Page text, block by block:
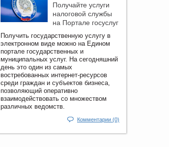
Получайте услуги
налоговой службы
на Портале госyслуг
Получить государственную услугу в
электронном виде можно на Едином
портале государственных и
муниципальных услуг. На сегодняшний
день это один из самых
востребованных интернет-ресурсов
среди граждан и субъектов бизнеса,
позволяющий оперативно
взаимодействовать со множеством
различных ведомств.
Комментарии (0)